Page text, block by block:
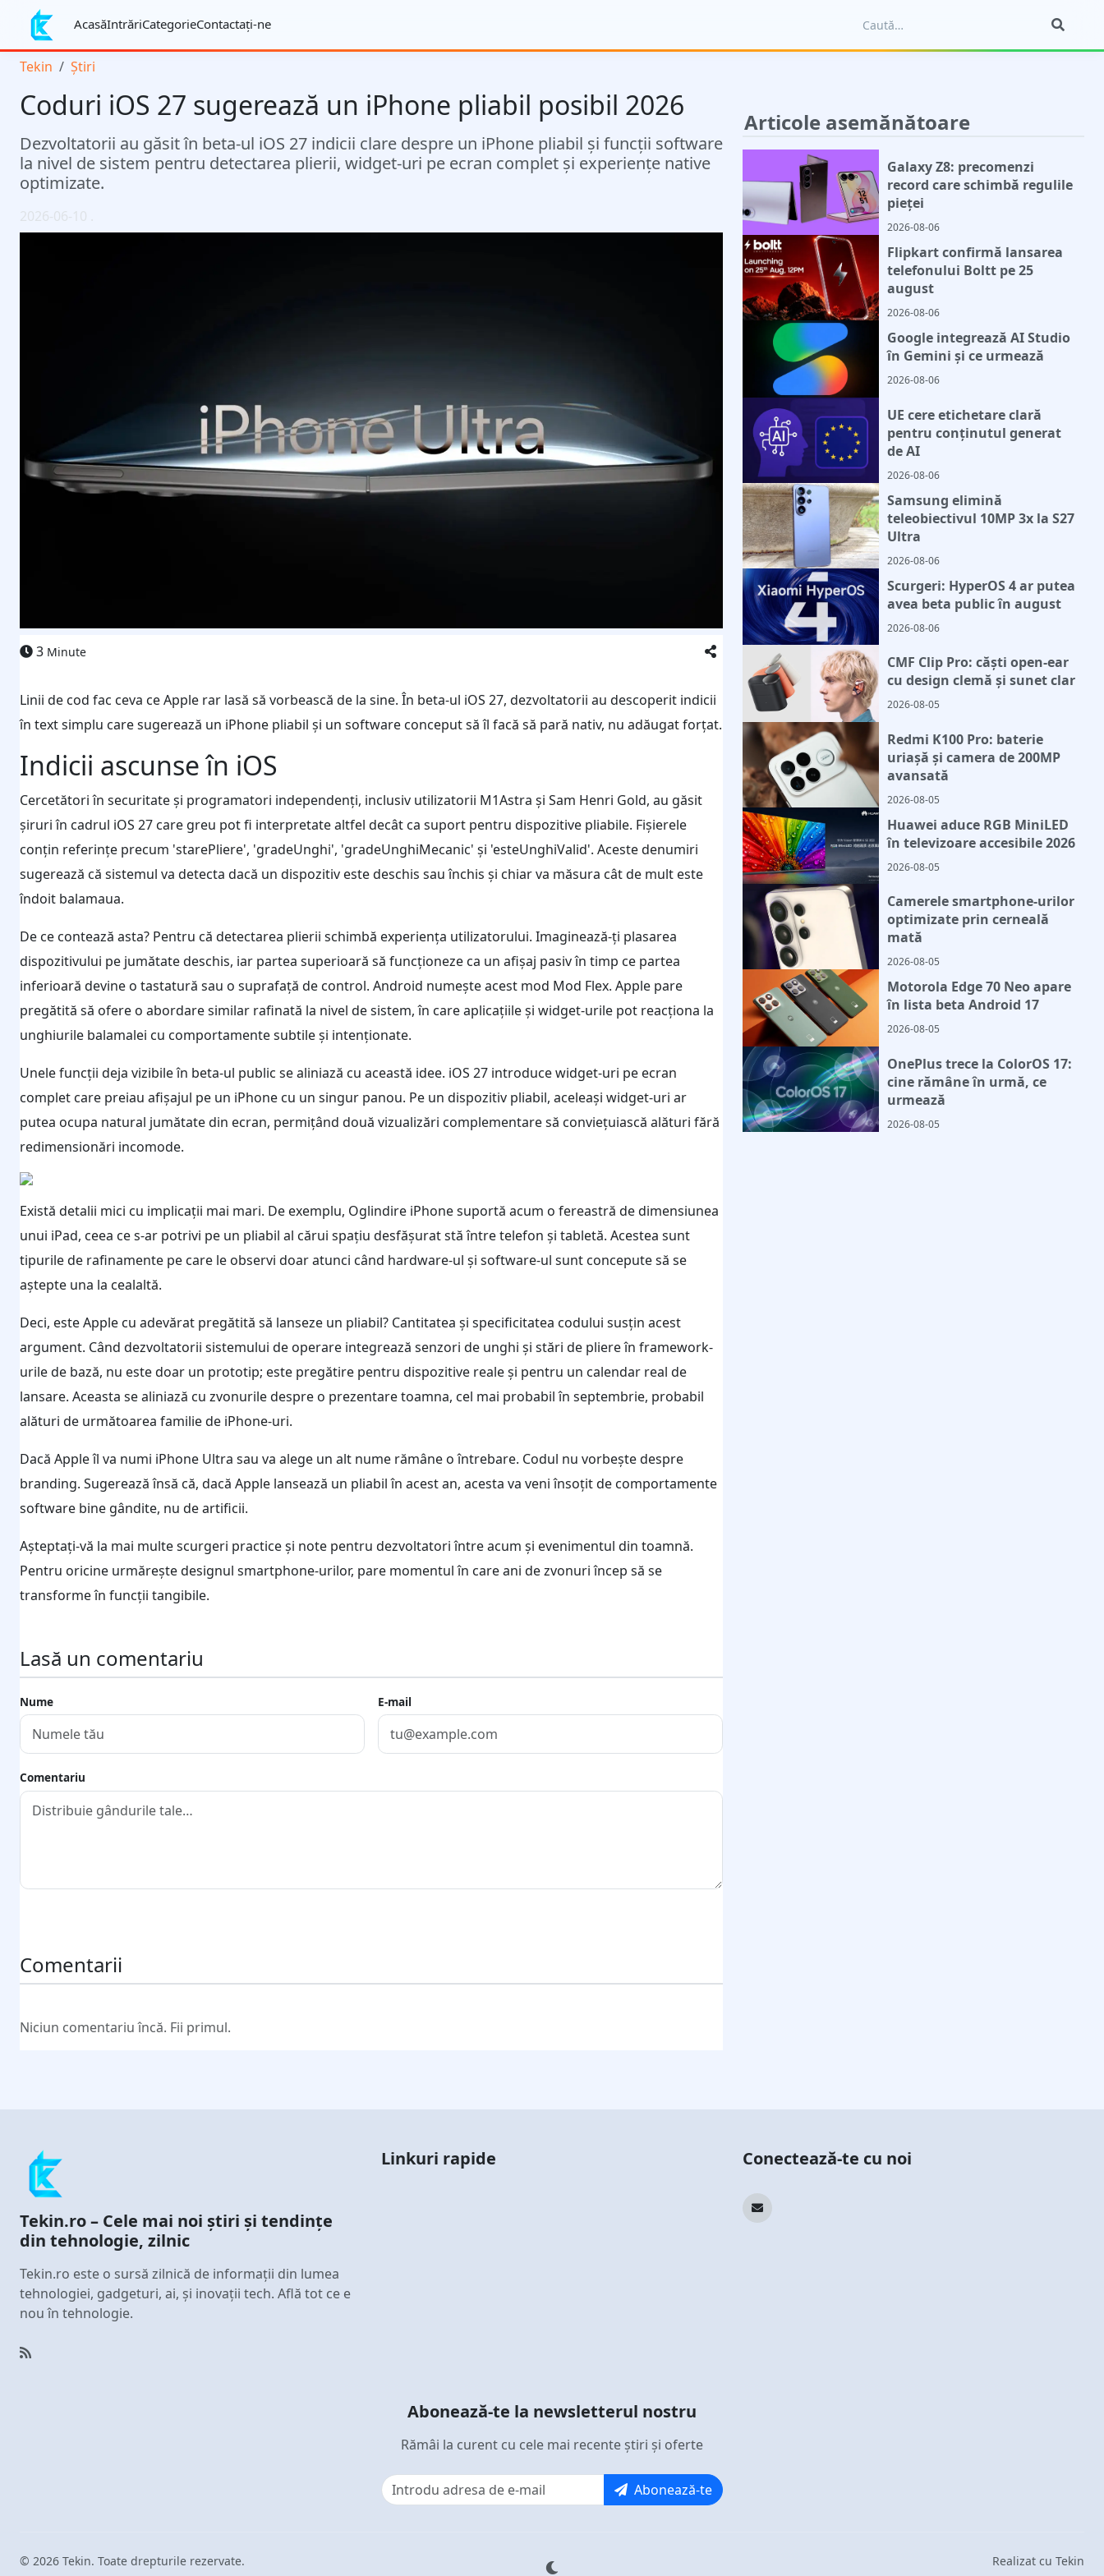
AcasăIntrăriCategorieContactaţi-ne
Tekin Știri
Coduri iOS 27 sugerează un iPhone pliabil posibil 2026
Dezvoltatorii au găsit în beta-ul iOS 27 indicii clare despre un iPhone pliabil și funcții software
la nivel de sistem pentru detectarea plierii, widget-uri pe ecran complet și experiențe native
optimizate.
2026-06-10 .
3 Minute
Linii de cod fac ceva ce Apple rar lasă să vorbească de la sine. În beta-ul iOS 27, dezvoltatorii au descoperit indicii
în text simplu care sugerează un iPhone pliabil și un software conceput să îl facă să pară nativ, nu adăugat forțat.
Indicii ascunse în iOS
Cercetători în securitate și programatori independenți, inclusiv utilizatorii M1Astra și Sam Henri Gold, au găsit
șiruri în cadrul iOS 27 care greu pot fi interpretate altfel decât ca suport pentru dispozitive pliabile. Fișierele
conțin referințe precum 'starePliere', 'gradeUnghi', 'gradeUnghiMecanic' și 'esteUnghiValid'. Aceste denumiri
sugerează că sistemul va detecta dacă un dispozitiv este deschis sau închis și chiar va măsura cât de mult este
îndoit balamaua.
De ce contează asta? Pentru că detectarea plierii schimbă experiența utilizatorului. Imaginează-ți plasarea
dispozitivului pe jumătate deschis, iar partea superioară să funcționeze ca un afișaj pasiv în timp ce partea
inferioară devine o tastatură sau o suprafață de control. Android numește acest mod Mod Flex. Apple pare
pregătită să ofere o abordare similar rafinată la nivel de sistem, în care aplicațiile și widget-urile pot reacționa la
unghiurile balamalei cu comportamente subtile și intenționate.
Unele funcții deja vizibile în beta-ul public se aliniază cu această idee. iOS 27 introduce widget-uri pe ecran
complet care preiau afișajul pe un iPhone cu un singur panou. Pe un dispozitiv pliabil, aceleași widget-uri ar
putea ocupa natural jumătate din ecran, permițând două vizualizări complementare să conviețuiască alături fără
redimensionări incomode.
Există detalii mici cu implicații mai mari. De exemplu, Oglindire iPhone suportă acum o fereastră de dimensiunea
unui iPad, ceea ce s-ar potrivi pe un pliabil al cărui spațiu desfășurat stă între telefon și tabletă. Acestea sunt
tipurile de rafinamente pe care le observi doar atunci când hardware-ul și software-ul sunt concepute să se
aștepte una la cealaltă.
Deci, este Apple cu adevărat pregătită să lanseze un pliabil? Cantitatea și specificitatea codului susțin acest
argument. Când dezvoltatorii sistemului de operare integrează senzori de unghi și stări de pliere în framework-
urile de bază, nu este doar un prototip; este pregătire pentru dispozitive reale și pentru un calendar real de
lansare. Aceasta se aliniază cu zvonurile despre o prezentare toamna, cel mai probabil în septembrie, probabil
alături de următoarea familie de iPhone-uri.
Dacă Apple îl va numi iPhone Ultra sau va alege un alt nume rămâne o întrebare. Codul nu vorbește despre
branding. Sugerează însă că, dacă Apple lansează un pliabil în acest an, acesta va veni însoțit de comportamente
software bine gândite, nu de artificii.
Așteptați-vă la mai multe scurgeri practice și note pentru dezvoltatori între acum și evenimentul din toamnă.
Pentru oricine urmărește designul smartphone-urilor, pare momentul în care ani de zvonuri încep să se
transforme în funcții tangibile.
Lasă un comentariu
Nume E-mail
Comentariu
Comentarii
Niciun comentariu încă. Fii primul.
Articole asemănătoare
Galaxy Z8: precomenzi
record care schimbă regulile
pieței
2026-08-06
Flipkart confirmă lansarea
telefonului Boltt pe 25
august
2026-08-06
Google integrează AI Studio
în Gemini și ce urmează
2026-08-06
UE cere etichetare clară
pentru conținutul generat
de AI
2026-08-06
Samsung elimină
teleobiectivul 10MP 3x la S27
Ultra
2026-08-06
Scurgeri: HyperOS 4 ar putea
avea beta public în august
2026-08-06
CMF Clip Pro: căști open-ear
cu design clemă și sunet clar
2026-08-05
Redmi K100 Pro: baterie
uriașă și camera de 200MP
avansată
2026-08-05
Huawei aduce RGB MiniLED
în televizoare accesibile 2026
2026-08-05
Camerele smartphone-urilor
optimizate prin cerneală
mată
2026-08-05
Motorola Edge 70 Neo apare
în lista beta Android 17
2026-08-05
OnePlus trece la ColorOS 17:
cine rămâne în urmă, ce
urmează
2026-08-05
Tekin.ro – Cele mai noi știri și tendințe
din tehnologie, zilnic
Tekin.ro este o sursă zilnică de informații din lumea
tehnologiei, gadgeturi, ai, și inovații tech. Află tot ce e
nou în tehnologie.
Linkuri rapide Conectează-te cu noi
Abonează-te la newsletterul nostru
Rămâi la curent cu cele mai recente știri și oferte
Abonează-te
© 2026 Tekin. Toate drepturile rezervate. Realizat cu Tekin